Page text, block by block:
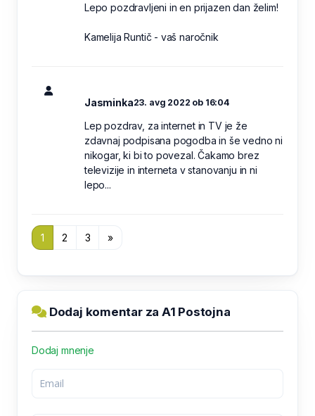
Lepo pozdravljeni in en prijazen dan želim!
Kamelija Runtič - vaš naročnik
Jasminka23. avg 2022 ob 16:04
Lep pozdrav, za internet in TV je že
zdavnaj podpisana pogodba in še vedno ni
nikogar, ki bi to povezal. Čakamo brez
televizije in interneta v stanovanju in ni
lepo...
1 2 3 »
Dodaj komentar za A1 Postojna
Dodaj mnenje